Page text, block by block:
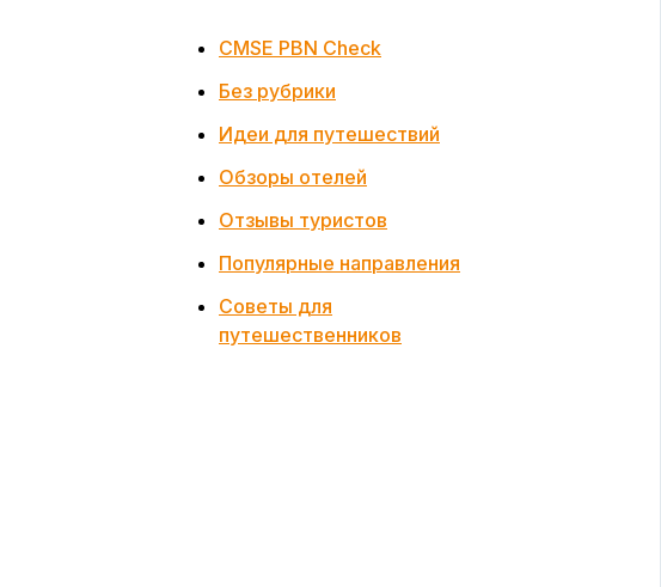
CMSE PBN Check
Без рубрики
Идеи для путешествий
Обзоры отелей
Отзывы туристов
Популярные направления
Советы для
путешественников